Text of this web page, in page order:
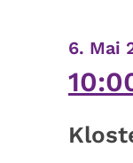
6. Mai